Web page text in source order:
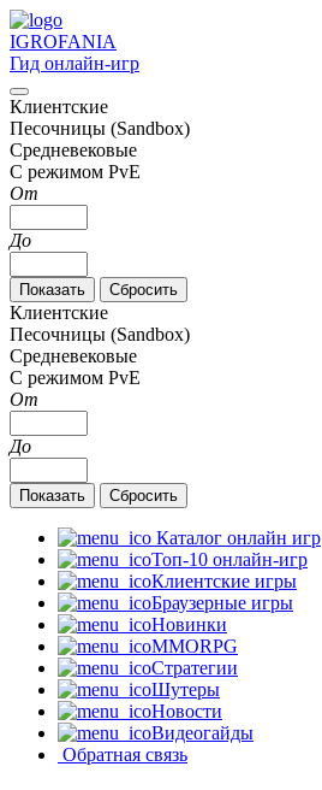
IGROFANIA
Гид онлайн-игр
Клиентские
Песочницы (Sandbox)
Средневековые
С режимом PvE
От
До
Клиентские
Песочницы (Sandbox)
Средневековые
С режимом PvE
От
До
Каталог онлайн игр
Топ-10 онлайн-игр
Клиентские игры
Браузерные игры
Новинки
MMORPG
Стратегии
Шутеры
Новости
Видеогайды
Обратная связь